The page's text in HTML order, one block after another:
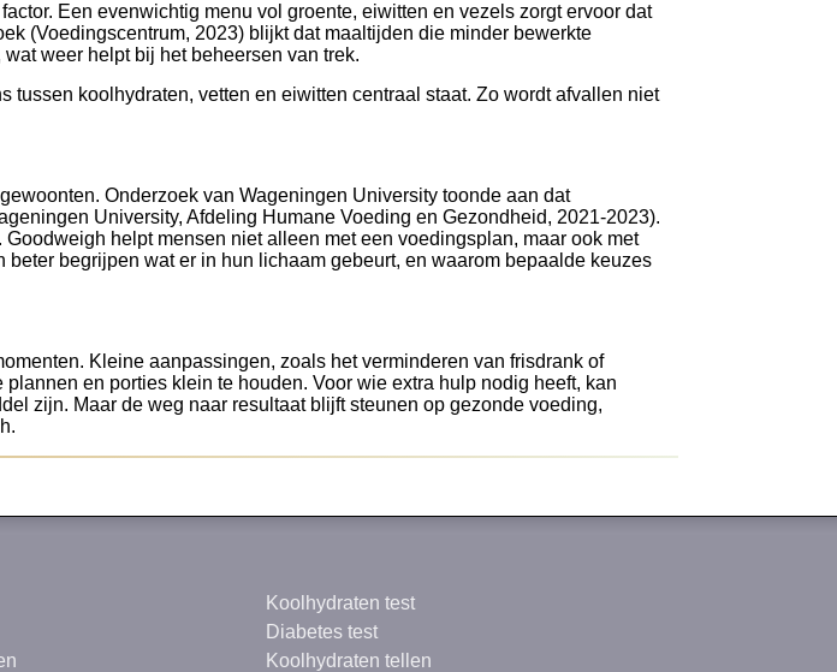
Een evenwichtig menu vol groente, eiwitten en vezels zorgt ervoor dat
(Voedingscentrum, 2023) blijkt dat maaltijden die minder bewerkte
weer helpt bij het beheersen van trek.
koolhydraten, vetten en eiwitten centraal staat. Zo wordt afvallen niet
Onderzoek van Wageningen University toonde aan dat
University, Afdeling Humane Voeding en Gezondheid, 2021-2023).
helpt mensen niet alleen met een voedingsplan, maar ook met
begrijpen wat er in hun lichaam gebeurt, en waarom bepaalde keuzes
Kleine aanpassingen, zoals het verminderen van frisdrank of
en porties klein te houden. Voor wie extra hulp nodig heeft, kan
zijn. Maar de weg naar resultaat blijft steunen op gezonde voeding,
Koolhydraten test
Diabetes test
Koolhydraten tellen